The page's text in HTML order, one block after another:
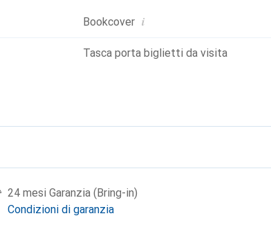
Bookcover i
Tasca porta biglietti da visita
24 mesi Garanzia (Bring-in)
Condizioni di garanzia